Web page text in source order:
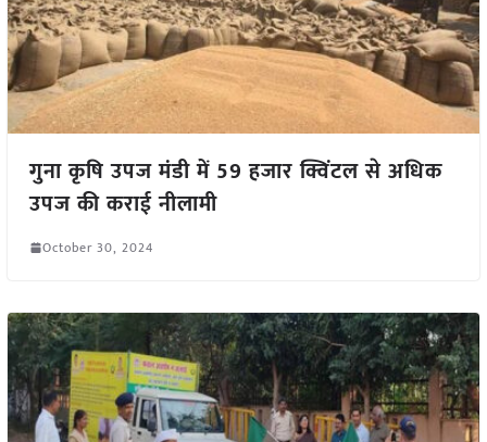
गुना कृषि उपज मंडी में 59 हजार क्विंटल से अधिक
उपज की कराई नीलामी
October 30, 2024